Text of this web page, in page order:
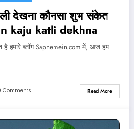
देखना कौनसा शुभ संकेत
kaju katli dekhna
है हमारे ब्लॉग Sapnemein.com में, आज हम
Comments Read More